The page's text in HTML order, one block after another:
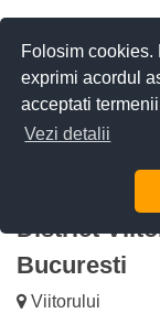
Folosim cookies.
exprimi acordul
acceptati
Vezi detalii
De
Jacuzzi &
District
Bucuresti
Viitorului
CERE DETALII